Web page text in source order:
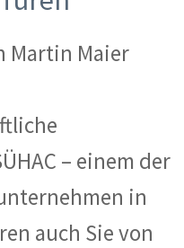
Martin Maier
– einem der
in
auch Sie von